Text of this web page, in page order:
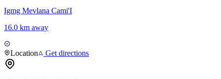
Igmg Mevlana Cami'I
16.0 km away
Location Get directions